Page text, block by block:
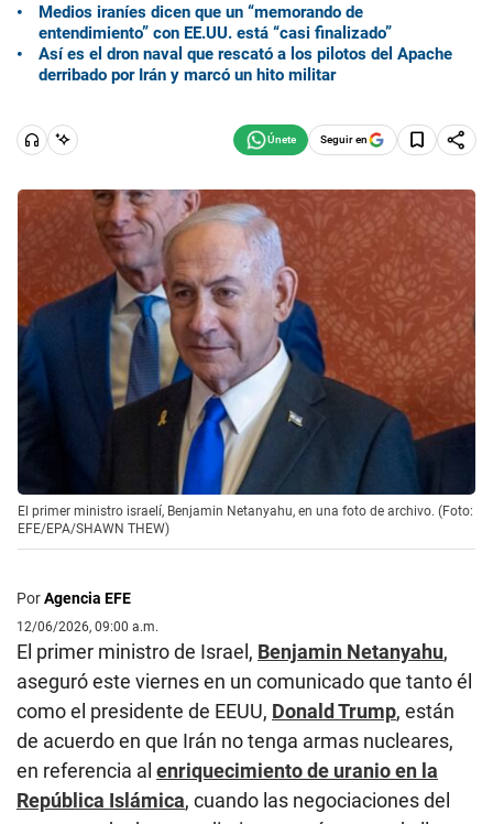
Medios iraníes dicen que un “memorando de
entendimiento” con EE.UU. está “casi finalizado”
Así es el dron naval que rescató a los pilotos del Apache
derribado por Irán y marcó un hito militar
Seguir en
El primer ministro israelí, Benjamin Netanyahu, en una foto de archivo. (Foto:
EFE/EPA/SHAWN THEW)
PorAgencia EFE
12/06/2026, 09:00 a.m.
El primer ministro de Israel, Benjamin Netanyahu,
aseguró este viernes en un comunicado que tanto él
como el presidente de EEUU, Donald Trump, están
de acuerdo en que Irán no tenga armas nucleares,
en referencia al enriquecimiento de uranio en la
República Islámica, cuando las negociaciones del